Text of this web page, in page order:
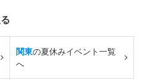
関東の夏休みイベント一覧
へ